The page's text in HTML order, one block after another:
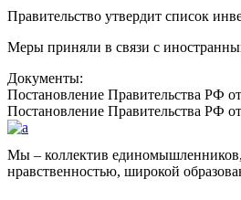
Правительство утвердит список
Меры приняли в связи с
Документы:
Постановление Правительства РФ
Постановление Правительства РФ
Мы – коллектив единомышленников,
нравственностью, широкой